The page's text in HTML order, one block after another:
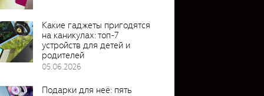
Какие гаджеты пригодятся
на каникулах: топ-7
устройств для детей и
родителей
05.06.2026
Подарки для неё: пять